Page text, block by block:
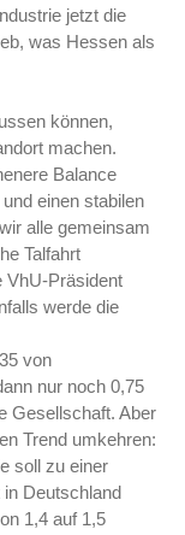
jetzt die
was Hessen als
können,
machen.
Balance
einen stabilen
alle gemeinsam
Talfahrt
VhU-Präsident
werde die
von
nur noch 0,75
Gesellschaft. Aber
Trend umkehren:
soll zu einer
Deutschland
1,4 auf 1,5